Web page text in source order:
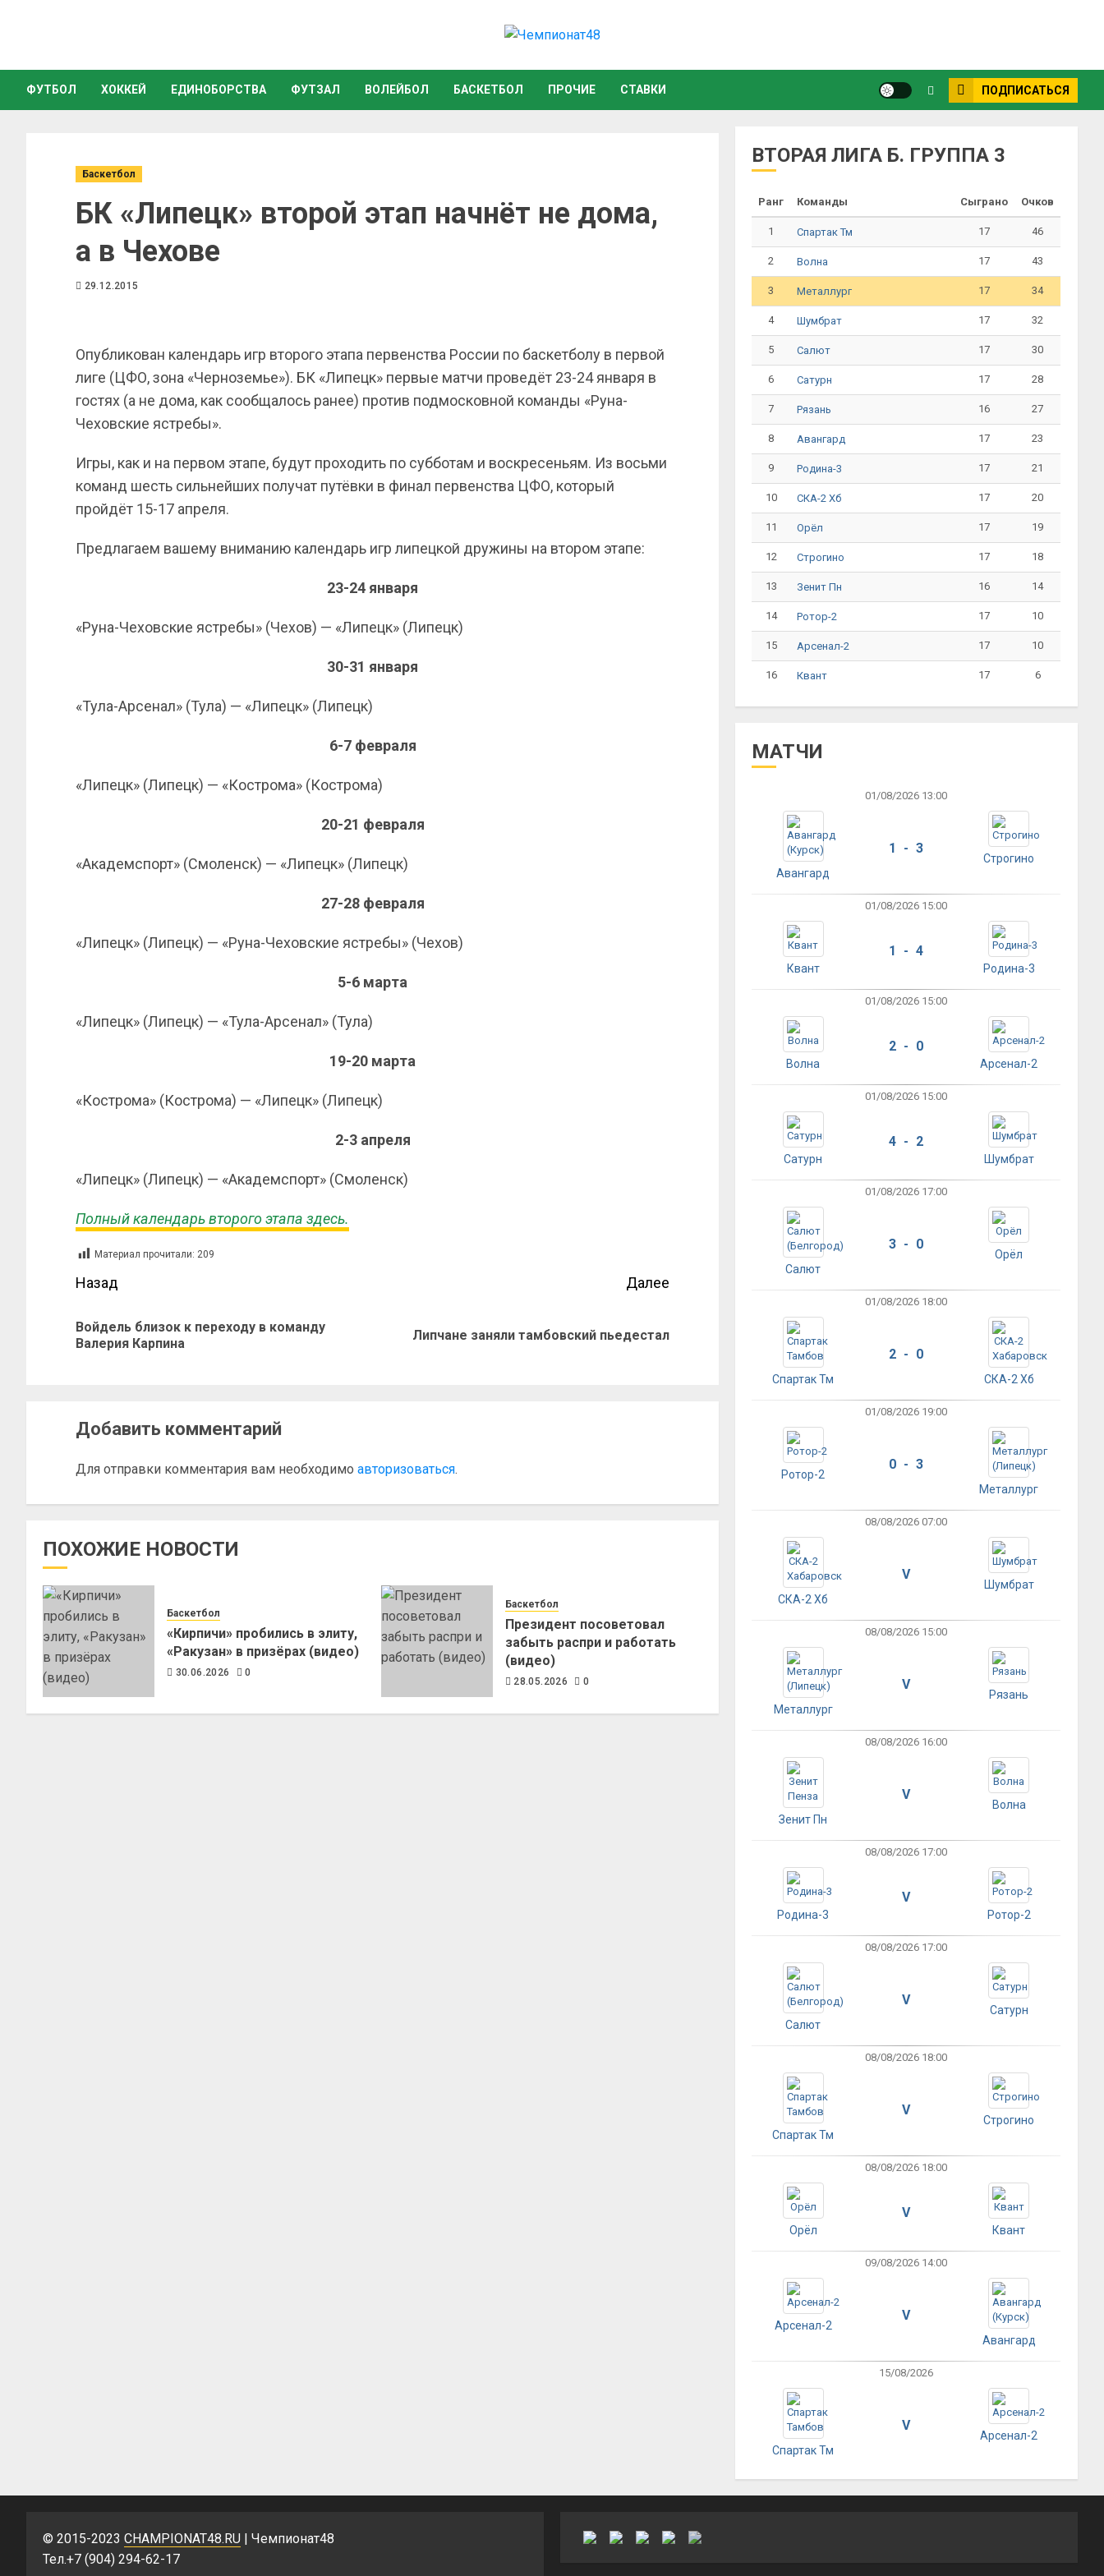
ФУТБОЛ ХОККЕЙ ЕДИНОБОРСТВА ФУТЗАЛ ВОЛЕЙБОЛ БАСКЕТБОЛ ПРОЧИЕ СТАВКИ ПОДПИСАТЬСЯ
Баскетбол
БК «Липецк» второй этап начнёт не дома,
а в Чехове
29.12.2015
Опубликован календарь игр второго этапа первенства России по баскетболу в первой
лиге (ЦФО, зона «Черноземье»). БК «Липецк» первые матчи проведёт 23-24 января в
гостях (а не дома, как сообщалось ранее) против подмосковной команды «Руна-
Чеховские ястребы».
Игры, как и на первом этапе, будут проходить по субботам и воскресеньям. Из восьми
команд шесть сильнейших получат путёвки в финал первенства ЦФО, который
пройдёт 15-17 апреля.
Предлагаем вашему вниманию календарь игр липецкой дружины на втором этапе:
23-24 января
«Руна-Чеховские ястребы» (Чехов) — «Липецк» (Липецк)
30-31 января
«Тула-Арсенал» (Тула) — «Липецк» (Липецк)
6-7 февраля
«Липецк» (Липецк) — «Кострома» (Кострома)
20-21 февраля
«Академспорт» (Смоленск) — «Липецк» (Липецк)
27-28 февраля
«Липецк» (Липецк) — «Руна-Чеховские ястребы» (Чехов)
5-6 марта
«Липецк» (Липецк) — «Тула-Арсенал» (Тула)
19-20 марта
«Кострома» (Кострома) — «Липецк» (Липецк)
2-3 апреля
«Липецк» (Липецк) — «Академспорт» (Смоленск)
Полный календарь второго этапа здесь.
Материал прочитали: 209
Назад
Войдель близок к переходу в команду
Валерия Карпина
Далее
Липчане заняли тамбовский пьедестал
Добавить комментарий
Для отправки комментария вам необходимо авторизоваться.
ПОХОЖИЕ НОВОСТИ
Баскетбол
«Кирпичи» пробились в элиту,
«Ракузан» в призёрах (видео)
30.06.2026 0
Баскетбол
Президент посоветовал
забыть распри и работать
(видео)
28.05.2026 0
ВТОРАЯ ЛИГА Б. ГРУППА 3
Ранг Команды Сыграно Очков
1 Спартак Тм 17 46
2 Волна 17 43
3 Металлург 17 34
4 Шумбрат 17 32
5 Салют 17 30
6 Сатурн 17 28
7 Рязань 16 27
8 Авангард 17 23
9 Родина-3 17 21
10 СКА-2 Хб 17 20
11 Орёл 17 19
12 Строгино 17 18
13 Зенит Пн 16 14
14 Ротор-2 17 10
15 Арсенал-2 17 10
16 Квант 17 6
МАТЧИ
01/08/2026 13:00
Авангард
1 - 3
Строгино
01/08/2026 15:00
Квант
1 - 4
Родина-3
01/08/2026 15:00
Волна
2 - 0
Арсенал-2
01/08/2026 15:00
Сатурн
4 - 2
Шумбрат
01/08/2026 17:00
Салют
3 - 0
Орёл
01/08/2026 18:00
Спартак Тм
2 - 0
СКА-2 Хб
01/08/2026 19:00
Ротор-2
0 - 3
Металлург
08/08/2026 07:00
СКА-2 Хб
V
Шумбрат
08/08/2026 15:00
Металлург
V
Рязань
08/08/2026 16:00
Зенит Пн
V
Волна
08/08/2026 17:00
Родина-3
V
Ротор-2
08/08/2026 17:00
Салют
V
Сатурн
08/08/2026 18:00
Спартак Тм
V
Строгино
08/08/2026 18:00
Орёл
V
Квант
09/08/2026 14:00
Арсенал-2
V
Авангард
15/08/2026
Спартак Тм
V
Арсенал-2
© 2015-2023 CHAMPIONAT48.RU | Чемпионат48
Тел.+7 (904) 294-62-17